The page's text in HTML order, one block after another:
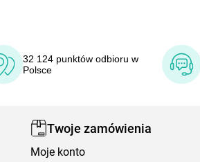
32 124 punktów odbioru w
Polsce
Twoje zamówienia
Moje konto